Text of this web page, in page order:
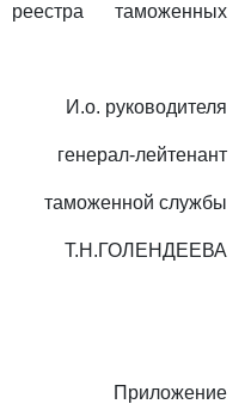
таможенных
И.о. руководителя
генерал-лейтенант
таможенной службы
Т.Н.ГОЛЕНДЕЕВА
Приложение